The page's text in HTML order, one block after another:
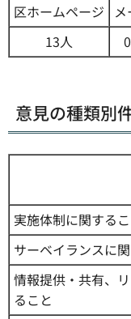
区ホームページ
13人
意見の種類別
実施体制に関する
サーベイランスに
情報提供・共有、
ること